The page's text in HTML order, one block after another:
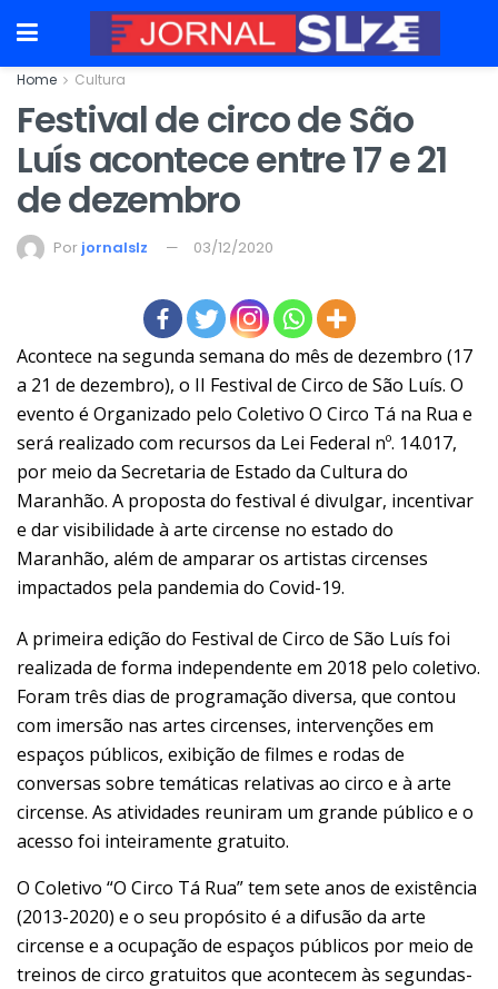
Home Cultura
Festival de circo de São
Luís acontece entre 17 e 21
de dezembro
Por jornalslz 03/12/2020
Acontece na segunda semana do mês de dezembro (17
a 21 de dezembro), o II Festival de Circo de São Luís. O
evento é Organizado pelo Coletivo O Circo Tá na Rua e
será realizado com recursos da Lei Federal nº. 14.017,
por meio da Secretaria de Estado da Cultura do
Maranhão. A proposta do festival é divulgar, incentivar
e dar visibilidade à arte circense no estado do
Maranhão, além de amparar os artistas circenses
impactados pela pandemia do Covid-19.
A primeira edição do Festival de Circo de São Luís foi
realizada de forma independente em 2018 pelo coletivo.
Foram três dias de programação diversa, que contou
com imersão nas artes circenses, intervenções em
espaços públicos, exibição de filmes e rodas de
conversas sobre temáticas relativas ao circo e à arte
circense. As atividades reuniram um grande público e o
acesso foi inteiramente gratuito.
O Coletivo “O Circo Tá Rua” tem sete anos de existência
(2013-2020) e o seu propósito é a difusão da arte
circense e a ocupação de espaços públicos por meio de
treinos de circo gratuitos que acontecem às segundas-